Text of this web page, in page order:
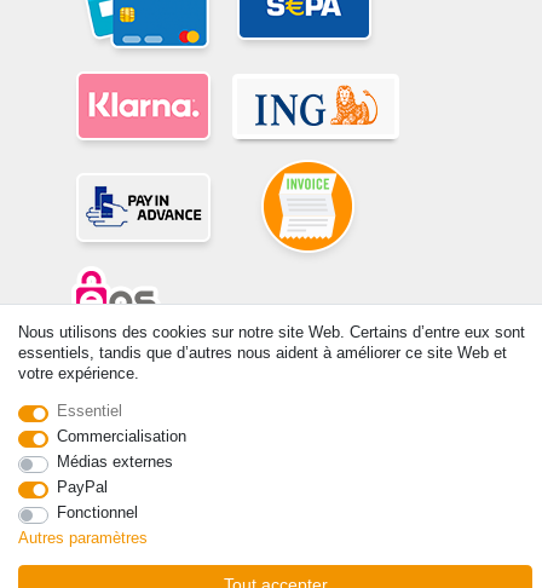
© Copyright 2026 | Tous droits réservés. -Tous droits réservés – Les
en Euros TTC. Les conditions s’appliquent aux livraisons en France !
Nous utilisons des cookies sur notre site Web. Certains d’entre eux sont
essentiels, tandis que d’autres nous aident à améliorer ce site Web et
votre expérience.
Essentiel
Commercialisation
Médias externes
PayPal
Fonctionnel
Autres paramètres